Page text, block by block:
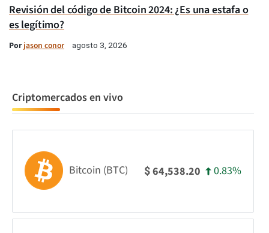
Revisión del código de Bitcoin 2024: ¿Es una estafa o
es legítimo?
Porjason conor agosto 3, 2026
Criptomercados en vivo
Bitcoin (BTC) $64,538.20 0.83%